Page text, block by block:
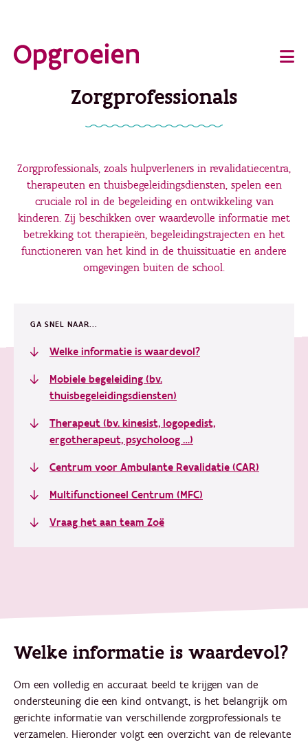
direct
Main
navigationZorgprofessionals
Zorgprofessionals, zoals hulpverleners in revalidatiecentra,
therapeuten en thuisbegeleidingsdiensten, spelen een
cruciale rol in de begeleiding en ontwikkeling van
kinderen. Zij beschikken over waardevolle informatie met
betrekking tot therapieën, begeleidingstrajecten en het
functioneren van het kind in de thuissituatie en andere
omgevingen buiten de school.
GA SNEL NAAR...
Welke informatie is waardevol?
Mobiele begeleiding (bv.
thuisbegeleidingsdiensten)
Therapeut (bv. kinesist, logopedist,
ergotherapeut, psycholoog …)
Centrum voor Ambulante Revalidatie (CAR)
Multifunctioneel Centrum (MFC)
Vraag het aan team Zoë
Welke informatie is waardevol?
Om een volledig en accuraat beeld te krijgen van de
ondersteuning die een kind ontvangt, is het belangrijk om
gerichte informatie van verschillende zorgprofessionals te
verzamelen. Hieronder volgt een overzicht van de relevante